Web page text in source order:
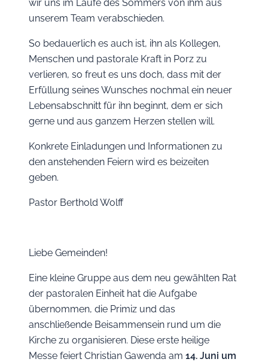
wir uns im Laufe des Sommers von ihm aus
unserem Team verabschieden.
So bedauerlich es auch ist, ihn als Kollegen,
Menschen und pastorale Kraft in Porz zu
verlieren, so freut es uns doch, dass mit der
Erfüllung seines Wunsches nochmal ein neuer
Lebensabschnitt für ihn beginnt, dem er sich
gerne und aus ganzem Herzen stellen will.
Konkrete Einladungen und Informationen zu
den anstehenden Feiern wird es beizeiten
geben.
Pastor Berthold Wolff
Liebe Gemeinden!
Eine kleine Gruppe aus dem neu gewählten Rat
der pastoralen Einheit hat die Aufgabe
übernommen, die Primiz und das
anschließende Beisammensein rund um die
Kirche zu organisieren. Diese erste heilige
Messe feiert Christian Gawenda am 14. Juni um